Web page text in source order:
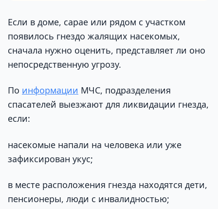
Если в доме, сарае или рядом с участком
появилось гнездо жалящих насекомых,
сначала нужно оценить, представляет ли оно
непосредственную угрозу.
По информации МЧС, подразделения
спасателей выезжают для ликвидации гнезда,
если:
насекомые напали на человека или уже
зафиксирован укус;
в месте расположения гнезда находятся дети,
пенсионеры, люди с инвалидностью;